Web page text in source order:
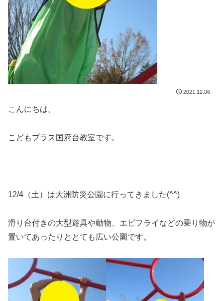
2021.12.06
こんにちは。
こどもプラス国府台教室です。
12/4（土）は大洲防災公園に行ってきました(^^)
滑り台付きの大型遊具や動物、エビフライなどの乗り物が
置いてあったりととても広い公園です。